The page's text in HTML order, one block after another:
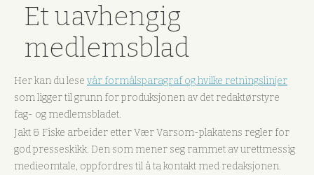
Et uavhengig
medlemsblad
Her kan du lese vår formålsparagraf og hvilke retningslinjer
som ligger til grunn for produksjonen av det redaktørstyre
fag- og medlemsbladet.
Jakt & Fiske arbeider etter Vær Varsom-plakatens regler for
god presseskikk. Den som mener seg rammet av urettmessig
medieomtale, oppfordres til å ta kontakt med redaksjonen.